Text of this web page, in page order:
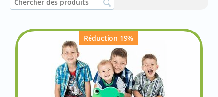
Réduction 19%